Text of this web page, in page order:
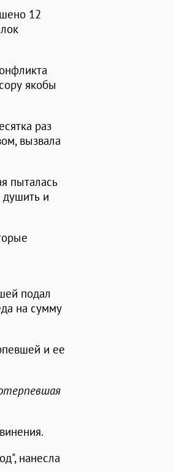
12
якобы
раз
вызвала
пыталась
душить и
подал
на сумму
и ее
нанесла